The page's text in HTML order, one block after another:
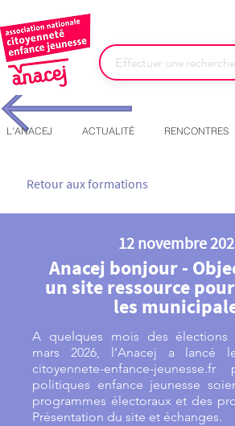
L'ANACEJ ACTUALITÉ RENCONTRES
Retour aux formations
12 novembre
Anacej bonjour -
un site ressource
les
A quelques mois des élections
mars 2026, l’Anacej a lancé
citoyennete-enfance-
politiques enfance jeunesse
programmes électoraux et des
Présentation du site et échanges.